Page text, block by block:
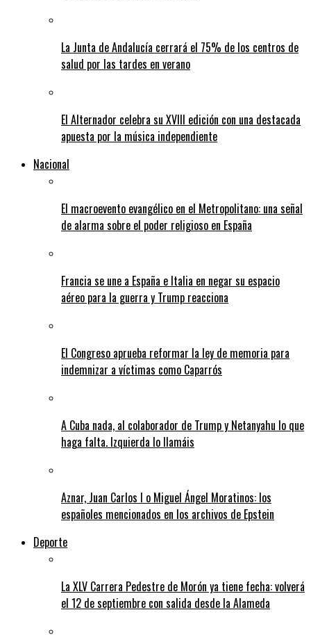
La Junta de Andalucía cerrará el 75% de los centros de
salud por las tardes en verano
El Alternador celebra su XVIII edición con una destacada
apuesta por la música independiente
Nacional
El macroevento evangélico en el Metropolitano: una señal
de alarma sobre el poder religioso en España
Francia se une a España e Italia en negar su espacio
aéreo para la guerra y Trump reacciona
El Congreso aprueba reformar la ley de memoria para
indemnizar a víctimas como Caparrós
A Cuba nada, al colaborador de Trump y Netanyahu lo que
haga falta. Izquierda lo llamáis
Aznar, Juan Carlos I o Miguel Ángel Moratinos: los
españoles mencionados en los archivos de Epstein
Deporte
La XLV Carrera Pedestre de Morón ya tiene fecha: volverá
el 12 de septiembre con salida desde la Alameda